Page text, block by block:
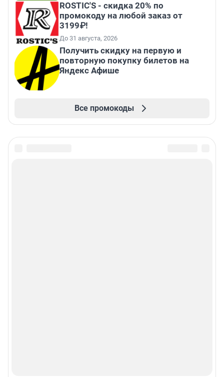
ROSTIC'S - скидка 20% по
промокоду на любой заказ от
3199₽!
До 31 августа, 2026
Получить скидку на первую и
повторную покупку билетов на
Яндекс Афише
Все промокоды